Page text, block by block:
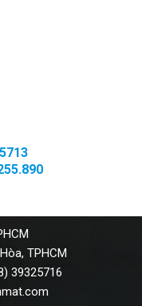
TPHCM
39325716